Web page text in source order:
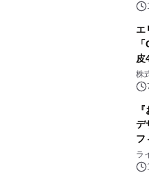
エ
皮
株
デ
フ
い
ン
ラ